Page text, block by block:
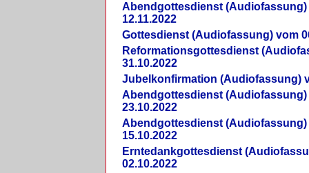
Abendgottesdienst (Audiofassung)
12.11.2022
Gottesdienst (Audiofassung) vom
Reformationsgottesdienst
31.10.2022
Jubelkonfirmation (Audiofassung)
Abendgottesdienst (Audiofassung)
23.10.2022
Abendgottesdienst (Audiofassung)
15.10.2022
Erntedankgottesdienst
02.10.2022